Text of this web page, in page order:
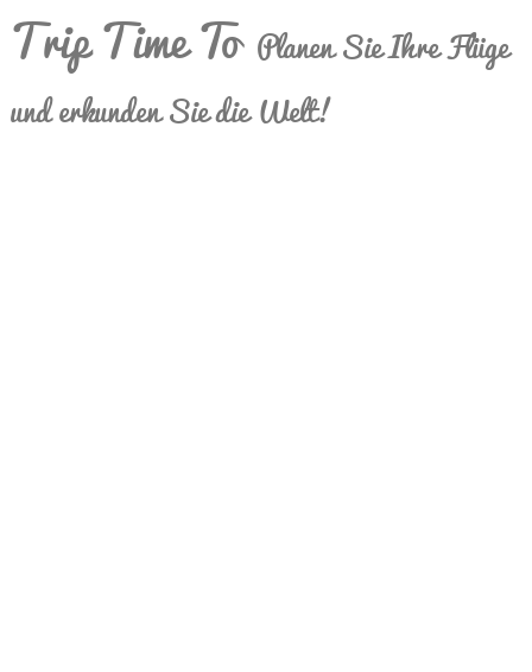
Trip Time To Planen Sie Ihre Flüge
und erkunden Sie die Welt!